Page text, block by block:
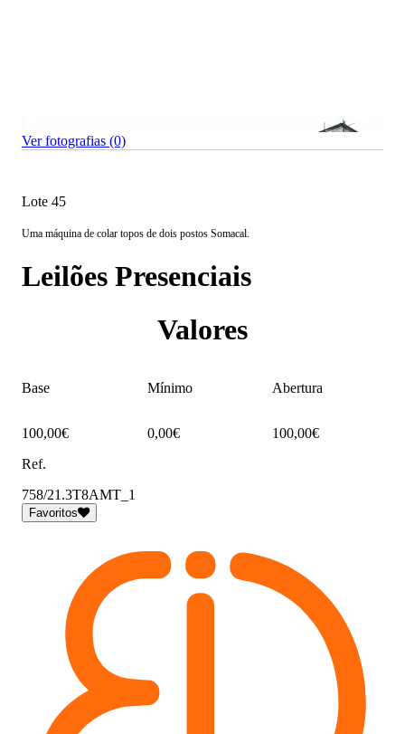
Ver fotografias (0)
Lote 45
Uma máquina de colar topos de dois postos Somacal.
Leilões Presenciais
Valores
Base Mínimo Abertura
100,00€ 0,00€
100,00€
Ref.
758/21.3T8AMT_1
Favoritos